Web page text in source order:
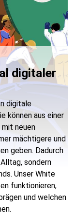
digitaler
digitale
können aus einer
neuen
mächtigere und
geben. Dadurch
sondern
Unser White
funktionieren,
und welchen